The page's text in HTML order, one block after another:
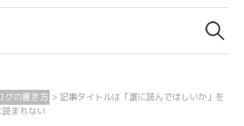
検
索:
グの書き方 > 記事タイトルは「誰に読んでほしいか」を
まれない